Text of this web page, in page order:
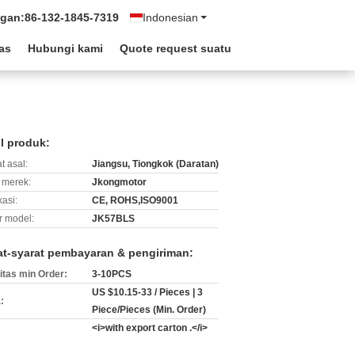
Indonesian
86-132-1845-7319
Hubungi kami Quote request suatu
produk:
asal:
Jiangsu, Tiongkok (Daratan)
merek:
Jkongmotor
CE, ROHS,ISO9001
model:
JK57BLS
syarat pembayaran & pengiriman:
min Order: 3-10PCS
US $10.15-33 / Pieces | 3
Piece/Pieces (Min. Order)
<i>with export carton .</i>